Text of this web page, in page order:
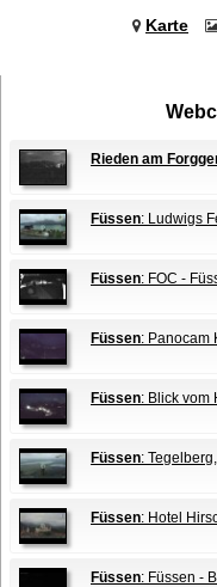
Karte
Rieden am
Füssen: Ludwigs
Füssen: FOC -
Füssen: Panocam
Füssen: Blick vom
Füssen: Tegelberg
Füssen: Hotel
Füssen: Füssen -